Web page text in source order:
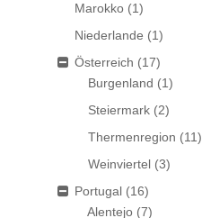
Marokko (1)
Niederlande (1)
Österreich (17)
Burgenland (1)
Steiermark (2)
Thermenregion (11)
Weinviertel (3)
Portugal (16)
Alentejo (7)